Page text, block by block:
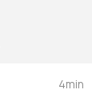
4min